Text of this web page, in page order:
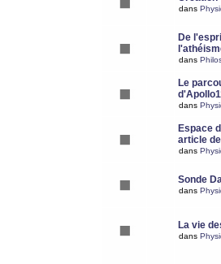
dans
De
dans
Le
dans
Espace
article
dans
Sonde
dans
La vie
dans